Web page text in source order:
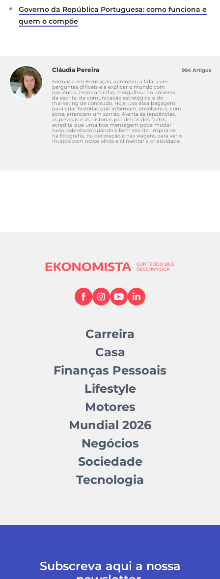
parlamentar
https://agenda.parlamento.pt/Index?
handler=SectionContents
https://www.parlamento.pt/Cidadania/Paginas/I
niciativasConsultaPublica.aspx
Constituição da República Portuguesa. (2005).
Artigo 136.º – Promulgação e veto.
https://www.parlamento.pt/Legislacao/Paginas/
ConstituicaoRepublicaPortuguesa.aspx
republica/as-funcoes/
Governo da República Portuguesa: como funciona e
quem o compõe
Cláudia Pereira
Formada em Educação, aprendeu a lidar com
perguntas difíceis e a explicar o mundo com
paciência. Pelo caminho, mergulhou no universo
da escrita, da comunicação estratégica e do
marketing de conteúdo. Hoje, usa essa bagagem
para criar histórias que informam, envolvem e, com
sorte, arrancam um sorriso. Atenta às tendências,
às pessoas e às histórias por detrás dos factos,
acredita que uma boa mensagem pode mudar
tudo, sobretudo quando é bem escrita. Inspira-se
na fotografia, na decoração e nas viagens para ver o
mundo com novos olhos e alimentar a criatividade.
994 Artigos
Carreira
Casa
Finanças Pessoais
Lifestyle
Motores
Mundial 2026
Negócios
Sociedade
Tecnologia
Subscreva aqui a nossa